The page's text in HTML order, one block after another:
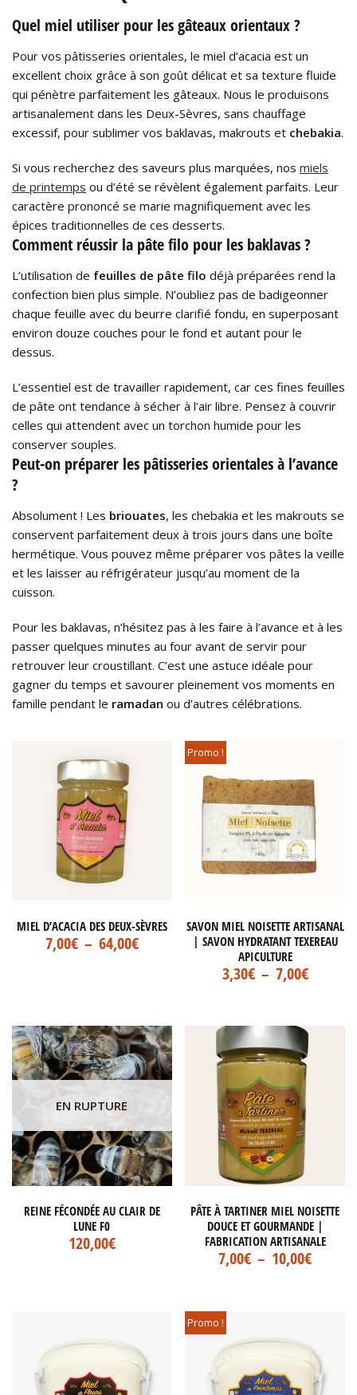
Quel miel utiliser pour les gâteaux orientaux ?
Pour vos pâtisseries orientales, le miel d’acacia est un
excellent choix grâce à son goût délicat et sa texture fluide
qui pénètre parfaitement les gâteaux. Nous le produisons
artisanalement dans les Deux-Sèvres, sans chauffage
excessif, pour sublimer vos baklavas, makrouts et chebakia.
Si vous recherchez des saveurs plus marquées, nos miels
de printemps ou d’été se révèlent également parfaits. Leur
caractère prononcé se marie magnifiquement avec les
épices traditionnelles de ces desserts.
Comment réussir la pâte filo pour les baklavas ?
L’utilisation de feuilles de pâte filo déjà préparées rend la
confection bien plus simple. N’oubliez pas de badigeonner
chaque feuille avec du beurre clarifié fondu, en superposant
environ douze couches pour le fond et autant pour le
dessus.
L’essentiel est de travailler rapidement, car ces fines feuilles
de pâte ont tendance à sécher à l’air libre. Pensez à couvrir
celles qui attendent avec un torchon humide pour les
conserver souples.
Peut-on préparer les pâtisseries orientales à l’avance
?
Absolument ! Les briouates, les chebakia et les makrouts se
conservent parfaitement deux à trois jours dans une boîte
hermétique. Vous pouvez même préparer vos pâtes la veille
et les laisser au réfrigérateur jusqu’au moment de la
cuisson.
Pour les baklavas, n’hésitez pas à les faire à l’avance et à les
passer quelques minutes au four avant de servir pour
retrouver leur croustillant. C’est une astuce idéale pour
gagner du temps et savourer pleinement vos moments en
famille pendant le ramadan ou d’autres célébrations.
MIEL D’ACACIA DES DEUX-SÈVRES
7,00€ – 64,00€
Promo !
SAVON MIEL NOISETTE ARTISANAL
| SAVON HYDRATANT TEXEREAU
APICULTURE
3,30€ – 7,00€
EN RUPTURE
REINE FÉCONDÉE AU CLAIR DE
LUNE F0
120,00€
PÂTE À TARTINER MIEL NOISETTE
DOUCE ET GOURMANDE |
FABRICATION ARTISANALE
7,00€ – 10,00€
Promo !